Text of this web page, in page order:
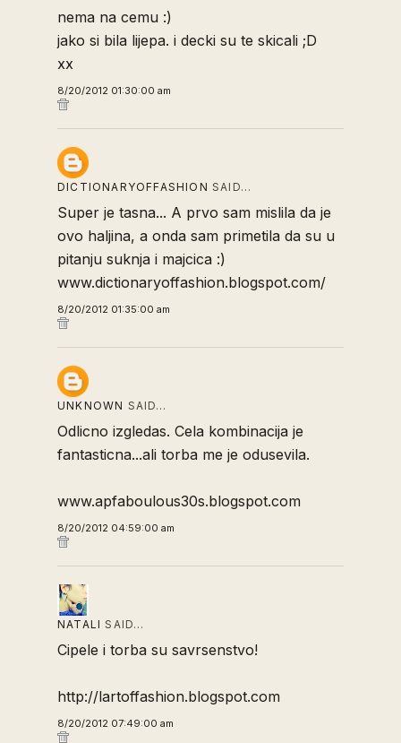
nema na cemu :)
jako si bila lijepa. i decki su te skicali ;D
xx
8/20/2012 01:30:00 am
DICTIONARYOFFASHION SAID…
Super je tasna... A prvo sam mislila da je
ovo haljina, a onda sam primetila da su u
pitanju suknja i majcica :)
www.dictionaryoffashion.blogspot.com/
8/20/2012 01:35:00 am
UNKNOWN SAID…
Odlicno izgledas. Cela kombinacija je
fantasticna...ali torba me je odusevila.
www.apfaboulous30s.blogspot.com
8/20/2012 04:59:00 am
NATALI SAID…
Cipele i torba su savrsenstvo!
http://lartoffashion.blogspot.com
8/20/2012 07:49:00 am